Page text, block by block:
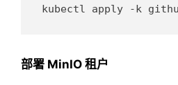
部署 MinIO 租户